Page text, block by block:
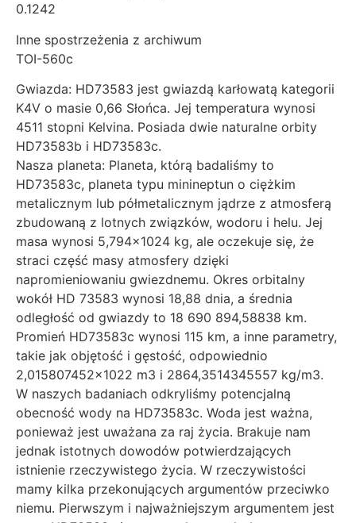
0.1242
Inne spostrzeżenia z archiwum
TOI-560c
Gwiazda: HD73583 jest gwiazdą karłowatą kategorii
K4V o masie 0,66 Słońca. Jej temperatura wynosi
4511 stopni Kelvina. Posiada dwie naturalne orbity
HD73583b i HD73583c.
Nasza planeta: Planeta, którą badaliśmy to
HD73583c, planeta typu minineptun o ciężkim
metalicznym lub półmetalicznym jądrze z atmosferą
zbudowaną z lotnych związków, wodoru i helu. Jej
masa wynosi 5,794×1024 kg, ale oczekuje się, że
straci część masy atmosfery dzięki
napromieniowaniu gwiezdnemu. Okres orbitalny
wokół HD 73583 wynosi 18,88 dnia, a średnia
odległość od gwiazdy to 18 690 894,58838 km.
Promień HD73583c wynosi 115 km, a inne parametry,
takie jak objętość i gęstość, odpowiednio
2,015807452×1022 m3 i 2864,3514345557 kg/m3.
W naszych badaniach odkryliśmy potencjalną
obecność wody na HD73583c. Woda jest ważna,
ponieważ jest uważana za raj życia. Brakuje nam
jednak istotnych dowodów potwierdzających
istnienie rzeczywistego życia. W rzeczywistości
mamy kilka przekonujących argumentów przeciwko
niemu. Pierwszym i najważniejszym argumentem jest